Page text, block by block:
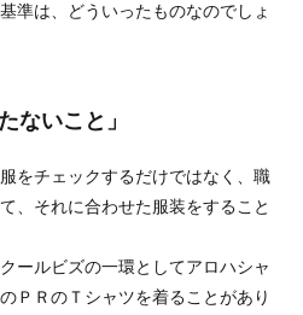
準は、どういったものなのでしょ
ないこと」
をチェックするだけではなく、職
、それに合わせた服装をすること
ールビズの一環としてアロハシャ
ＰＲのＴシャツを着ることがあり